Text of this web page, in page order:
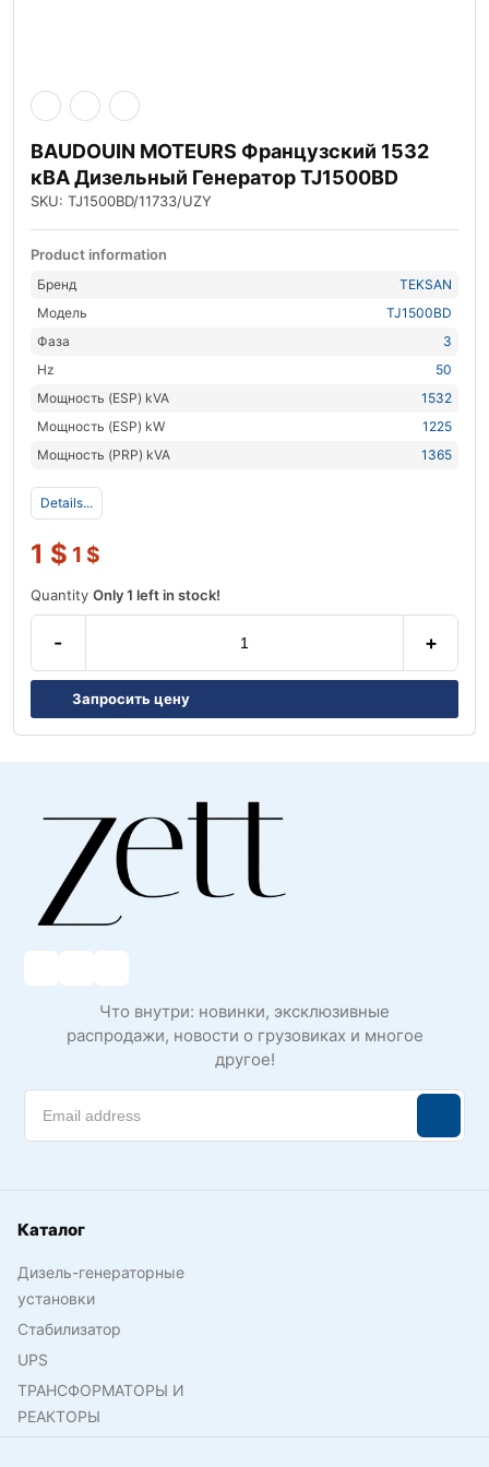
BAUDOUIN MOTEURS Французский 1532
кВА Дизельный Генератор TJ1500BD
SKU: TJ1500BD/11733/UZY
Product information
Бренд
TEKSAN
Модель
TJ1500BD
Фаза
3
Hz
50
Мощность (ESP) kVA
1532
Мощность (ESP) kW
1225
Мощность (PRP) kVA
1365
Details...
1 $ 1 $
Quantity Only 1 left in stock!
- +
Запросить цену
Что внутри: новинки, эксклюзивные
распродажи, новости о грузовиках и многое
другое!
Каталог
Дизель-генераторные
установки
Стабилизатор
UPS
ТРАНСФОРМАТОРЫ И
РЕАКТОРЫ